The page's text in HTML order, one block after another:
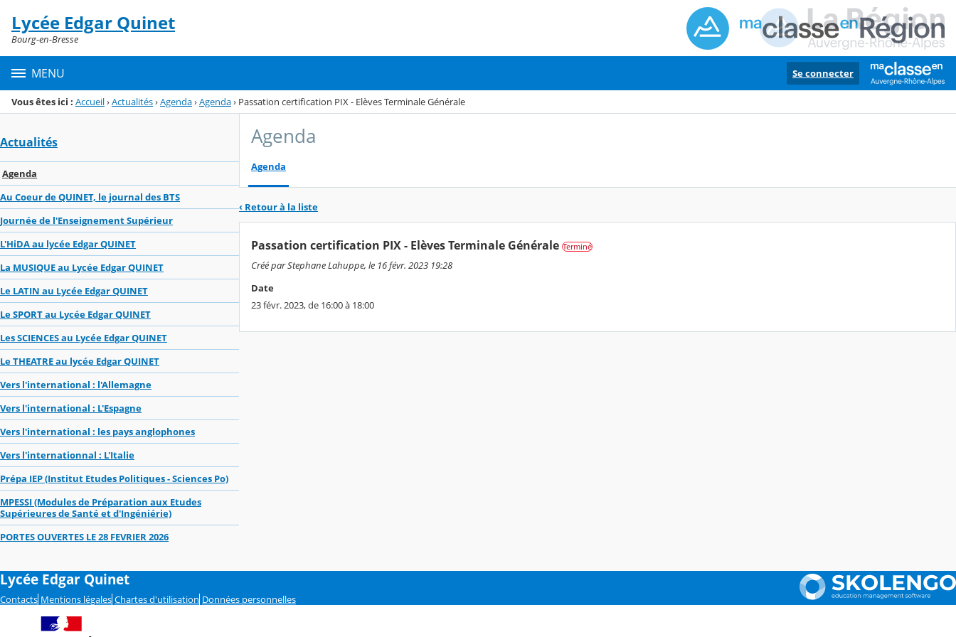
Menu de la rubrique
Contenu
Lycée Edgar Quinet
Bourg-en-Bresse
MENU Se connecter
Vous êtes ici : Accueil›Actualités›Agenda›Agenda› Passation certification PIX - Elèves Terminale Générale
Actualités
Agenda
Au Coeur de QUINET, le journal des BTS
Journée de l'Enseignement Supérieur
L'HiDA au lycée Edgar QUINET
La MUSIQUE au Lycée Edgar QUINET
Le LATIN au Lycée Edgar QUINET
Le SPORT au Lycée Edgar QUINET
Les SCIENCES au Lycée Edgar QUINET
Le THEATRE au lycée Edgar QUINET
Vers l'international : l'Allemagne
Vers l'international : L'Espagne
Vers l'international : les pays anglophones
Vers l'internationnal : L'Italie
Prépa IEP (Institut Etudes Politiques - Sciences Po)
MPESSI (Modules de Préparation aux Etudes
Supérieures de Santé et d'Ingéniérie)
PORTES OUVERTES LE 28 FEVRIER 2026
Agenda
Agenda
‹ Retour à la liste
Passation certification PIX - Elèves Terminale Générale Terminé
Créé par Stephane Lahuppe, le 16 févr. 2023 19:28
Date
23 févr. 2023, de 16:00 à 18:00
Lycée Edgar Quinet
Contacts Mentions légales Chartes d'utilisation Données personnelles